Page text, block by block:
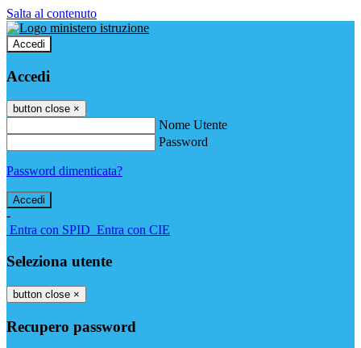
Salta al contenuto
Accedi
Accedi
button close ×
Nome Utente
Password
Password dimenticata?
-
Entra con SPID Entra con CIE
Seleziona utente
button close ×
Recupero password